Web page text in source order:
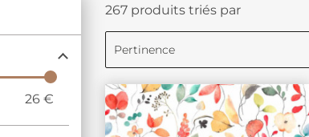
26 €
267 produits triés par
Pertinence